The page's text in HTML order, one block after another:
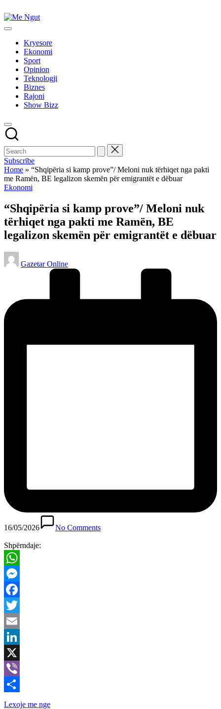
to
content
Me
Këtu
lajmet
ngut
Kryesore
Ekonomi
Sport
Opinion
Teknologji
Biznes
Rajoni
Show Bizz
Subscribe
Home » “Shqipëria si kamp prove”/ Meloni nuk tërhiqet nga pakti
me Ramën, BE legalizon skemën për emigrantët e dëbuar
Posted
Ekonomi
“Shqipëria si kamp prove”/ Meloni nuk
tërhiqet nga pakti me Ramën, BE
legalizon skemën për emigrantët e dëbuar
Posted
by
Gazetar Online
16/05/2026 No Comments
Shpërndaje:
WhatsApp
Messenger
Facebook
Twitter
Email
LinkedIn
X
Viber
Share
Lexoje me nge